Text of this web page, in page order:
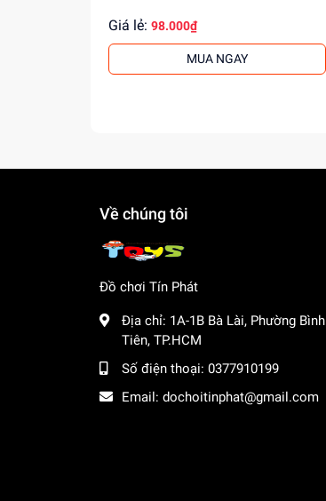
Giá lẻ: 98.000₫
MUA NGAY
Về chúng tôi
Đồ chơi Tín Phát
Địa chỉ: 1A-1B Bà Lài, Phường Bình
Tiên, TP.HCM
Số điện thoại: 0377910199
Email: dochoitinphat@gmail.com